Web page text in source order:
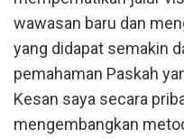
wawasan baru dan
yang didapat semakin
pemahaman Paskah
Kesan saya secara
mengembangkan